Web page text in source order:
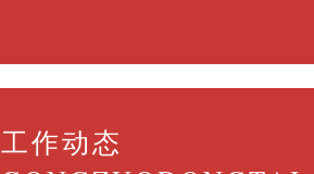
工作动态